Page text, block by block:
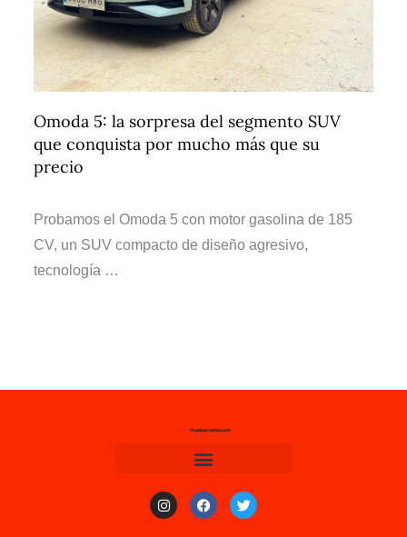
Omoda 5: la sorpresa del segmento SUV
que conquista por mucho más que su
precio
Probamos el Omoda 5 con motor gasolina de 185
CV, un SUV compacto de diseño agresivo,
tecnología …